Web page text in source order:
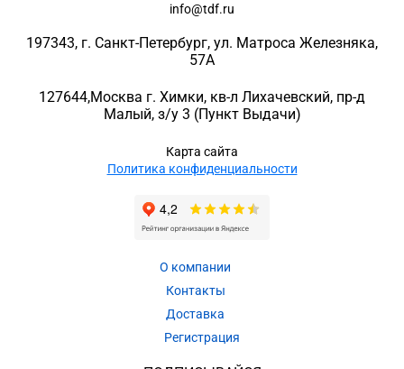
info@tdf.ru
197343, г. Санкт-Петербург, ул. Матроса Железняка,
57A
127644,Москва г. Химки, кв-л Лихачевский, пр-д
Малый, з/у 3 (Пункт Выдачи)
Карта сайта
Политика конфиденциальности
О компании
Контакты
Доставка
Регистрация